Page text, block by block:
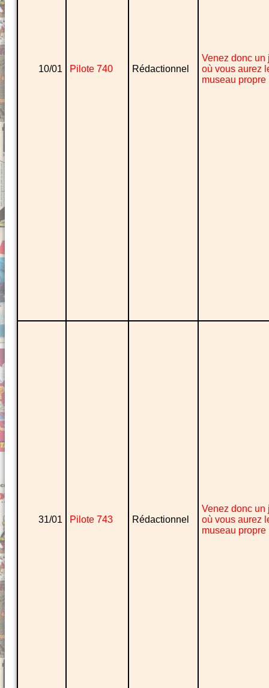
10/01 Pilote 740 Rédactionnel
Venez donc un
où vous aurez
museau propre
31/01 Pilote 743 Rédactionnel
Venez donc un
où vous aurez
museau propre